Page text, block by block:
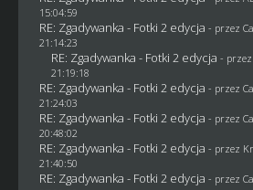
15:04:59
RE: Zgadywanka - Fotki 2 edycja - przez
21:14:23
RE: Zgadywanka - Fotki 2 edycja - przez
21:19:18
RE: Zgadywanka - Fotki 2 edycja - przez
21:24:03
RE: Zgadywanka - Fotki 2 edycja - przez
20:48:02
RE: Zgadywanka - Fotki 2 edycja - przez
21:40:50
RE: Zgadywanka - Fotki 2 edycja - przez